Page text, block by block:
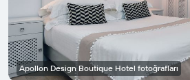
Apollon Design Boutique Hotel fotoğrafları